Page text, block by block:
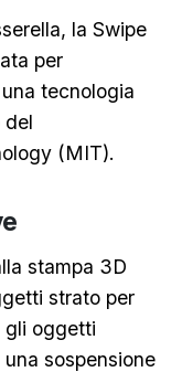
la Swipe
per
tecnologia
del
(MIT).
stampa 3D
strato per
gli oggetti
sospensione